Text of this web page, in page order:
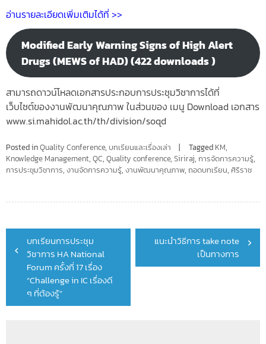
อ่านรายละเอียดเพิ่มเติมได้ที่ >>
Modified Early Warning Signs of High Alert
Drugs (MEWS of HAD) (422 downloads )
สามารถดาวน์โหลดเอกสารประกอบการประชุมวิชาการได้ที่
เว็บไซต์ของงานพัฒนาคุณภาพ ในส่วนของ เมนู Download เอกสาร
www.si.mahidol.ac.th/th/division/soqd
Posted inQuality Conference, บทเรียนและเรื่องเล่า Tagged KM,
Knowledge Management, QC, Quality conference, Siriraj, การจัดการความรู้,
การประชุมวิชาการ, งานจัดการความรู้, งานพัฒนาคุณภาพ, ถอดบทเรียน, ศิริราช
Post
navigation
บทเรียนการประชุม
วิชาการ HA National
Forum ครั้งที่ 17 เรื่อง
“Challenge in IC เรื่องดี
ๆ ที่ต้องรู้”
แนะนำวิธีการ take note
เป็นทางการ